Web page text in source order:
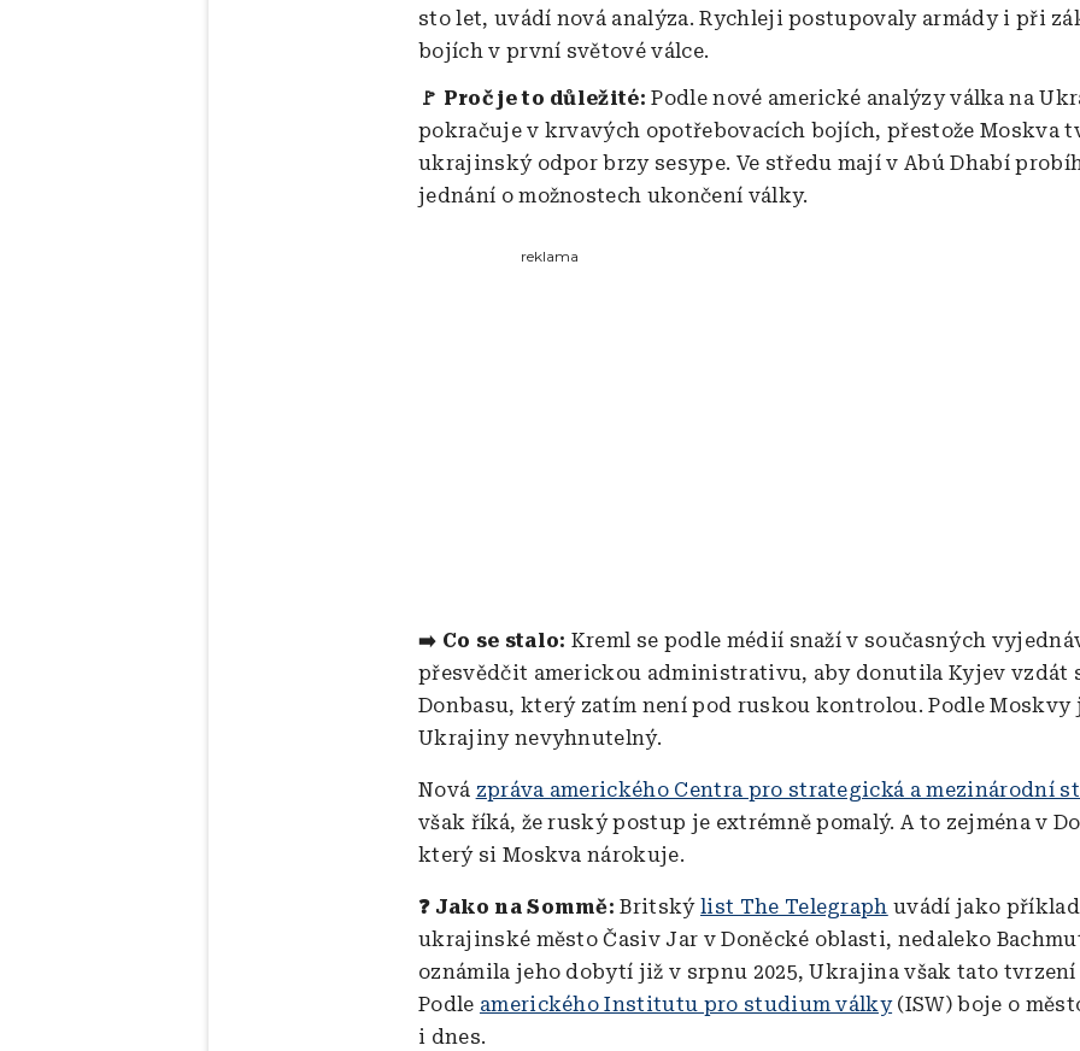
sto let, uvádí nová analýza. Rychleji postupovaly armády i při
bojích v první světové válce.
🚩 Proč je to důležité:Podle nové americké analýzy válka na
pokračuje v krvavých opotřebovacích bojích, přestože Moskva
ukrajinský odpor brzy sesype. Ve středu mají v Abú Dhabí
jednání o možnostech ukončení války.
reklama
➡️ Co se stalo: Kreml se podle médií snaží v současných
přesvědčit americkou administrativu, aby donutila Kyjev vzdát
Donbasu, který zatím není pod ruskou kontrolou. Podle Moskvy
Ukrajiny nevyhnutelný.
Nová zpráva amerického Centra pro strategická a mezinárodní
však říká, že ruský postup je extrémně pomalý. A to zejména v
který si Moskva nárokuje.
❓ Jako na Sommě:Britskýlist The Telegraph uvádí jako
ukrajinské město Časiv Jar v Doněcké oblasti, nedaleko
oznámila jeho dobytí již v srpnu 2025, Ukrajina však tato
Podle amerického Institutu pro studium války(ISW) boje o
i dnes.